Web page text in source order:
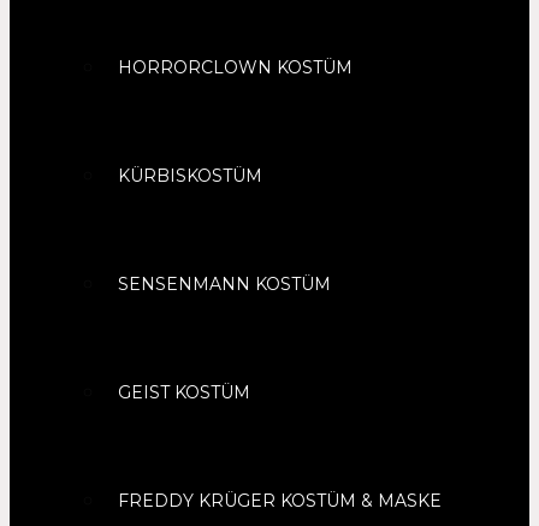
HORRORCLOWN KOSTÜM
KÜRBISKOSTÜM
SENSENMANN KOSTÜM
GEIST KOSTÜM
FREDDY KRÜGER KOSTÜM & MASKE